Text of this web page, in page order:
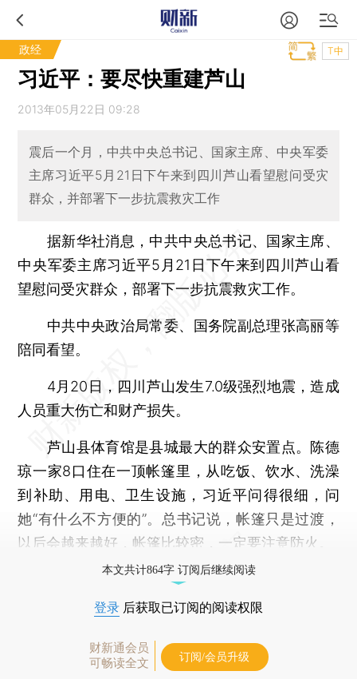
政经 T中
习近平：要尽快重建芦山
2013年05月22日 09:28
震后一个月，中共中央总书记、国家主席、中央军委
主席习近平5月21日下午来到四川芦山看望慰问受灾
群众，并部署下一步抗震救灾工作
据新华社消息，中共中央总书记、国家主席、
中央军委主席习近平5月21日下午来到四川芦山看
望慰问受灾群众，部署下一步抗震救灾工作。
中共中央政治局常委、国务院副总理张高丽等
陪同看望。
4月20日，四川芦山发生7.0级强烈地震，造成
人员重大伤亡和财产损失。
芦山县体育馆是县城最大的群众安置点。陈德
琼一家8口住在一顶帐篷里，从吃饭、饮水、洗澡
到补助、用电、卫生设施，习近平问得很细，问
她“有什么不方便的”。总书记说，帐篷只是过渡，
以后会越来越好，帐篷比较密，一定要注意防火。
本文共计864字 订阅后继续阅读
登录 后获取已订阅的阅读权限
财新通会员
可畅读全文
订阅/会员升级